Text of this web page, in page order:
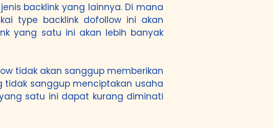
backlink yang lainnya. Di mana
type backlink dofollow ini akan
yang satu ini akan lebih banyak
tidak akan sanggup memberikan
tidak sanggup menciptakan usaha
satu ini dapat kurang diminati